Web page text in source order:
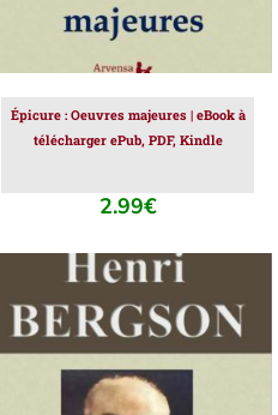
Épicure : Oeuvres majeures | eBook à
télécharger ePub, PDF, Kindle
2.99€